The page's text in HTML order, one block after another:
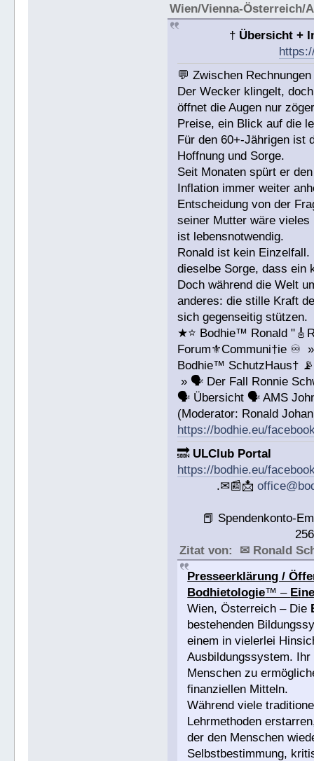
Wien/Vienna-
† Übersicht +
💬 Zwischen
Der Wecker klingelt,
öffnet die Augen nur
Preise, ein Blick auf die
Für den 60+-Jährigen ist
Hoffnung und Sorge.
Seit Monaten spürt er
Inflation immer weiter
Entscheidung von der
seiner Mutter wäre
ist lebensnotwendig.
Ronald ist kein
dieselbe Sorge, dass ein
Doch während die Welt
anderes: die stille Kraft
sich gegenseitig stützen.
★⭐️ Bodhie™ Ronald
Forum⚜️Communi†ie ♾️
Bodhie™ SchutzHaus† 📡
» 🗣 Der Fall Ronnie
🗣 Übersicht 🗣 AMS
(Moderator: Ronald
https://bodhie.eu/
🔜 ULClub Portal
https://bodhie.eu/
.✉📰📩
📕 Spendenkonto-
Zitat von: ✉ Ronald
Presseerklärung /
Bodhietologie™ –
Wien, Österreich – Die
bestehenden
einem in vielerlei
Ausbildungssystem.
Menschen zu
finanziellen Mitteln.
Während viele
Lehrmethoden
der den Menschen
Selbstbestimmung,